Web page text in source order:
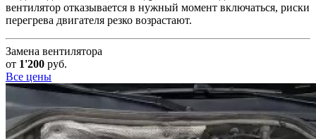
вентилятор отказывается в нужный момент включаться, риски
перегрева двигателя резко возрастают.
Замена вентилятора
от 1'200 руб.
Все цены